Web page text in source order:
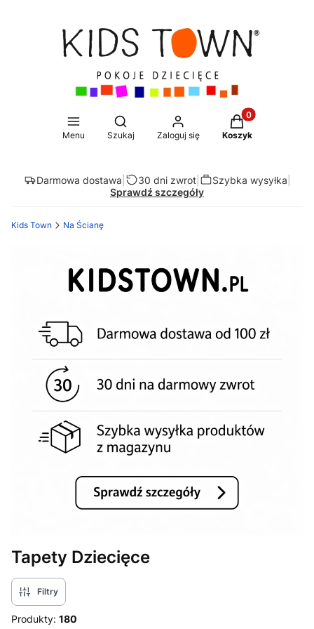
Menu
Otwórz wyszukiwarkę
Szukaj Zaloguj się
Produkty w
Koszyk
Darmowa dostawa 30 dni zwrot| Szybka wysyłka
Sprawdź szczegóły
Kids Town Na Ścianę
Tapety Dziecięce
Filtry
Produkty: 180